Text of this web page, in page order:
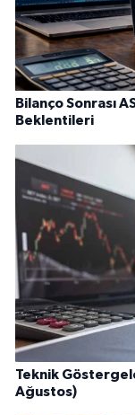
Bilanço Sonrası
Beklentileri
Teknik
Ağustos)